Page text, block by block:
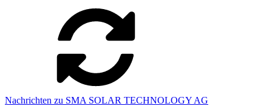
Nachrichten zu SMA SOLAR TECHNOLOGY AG